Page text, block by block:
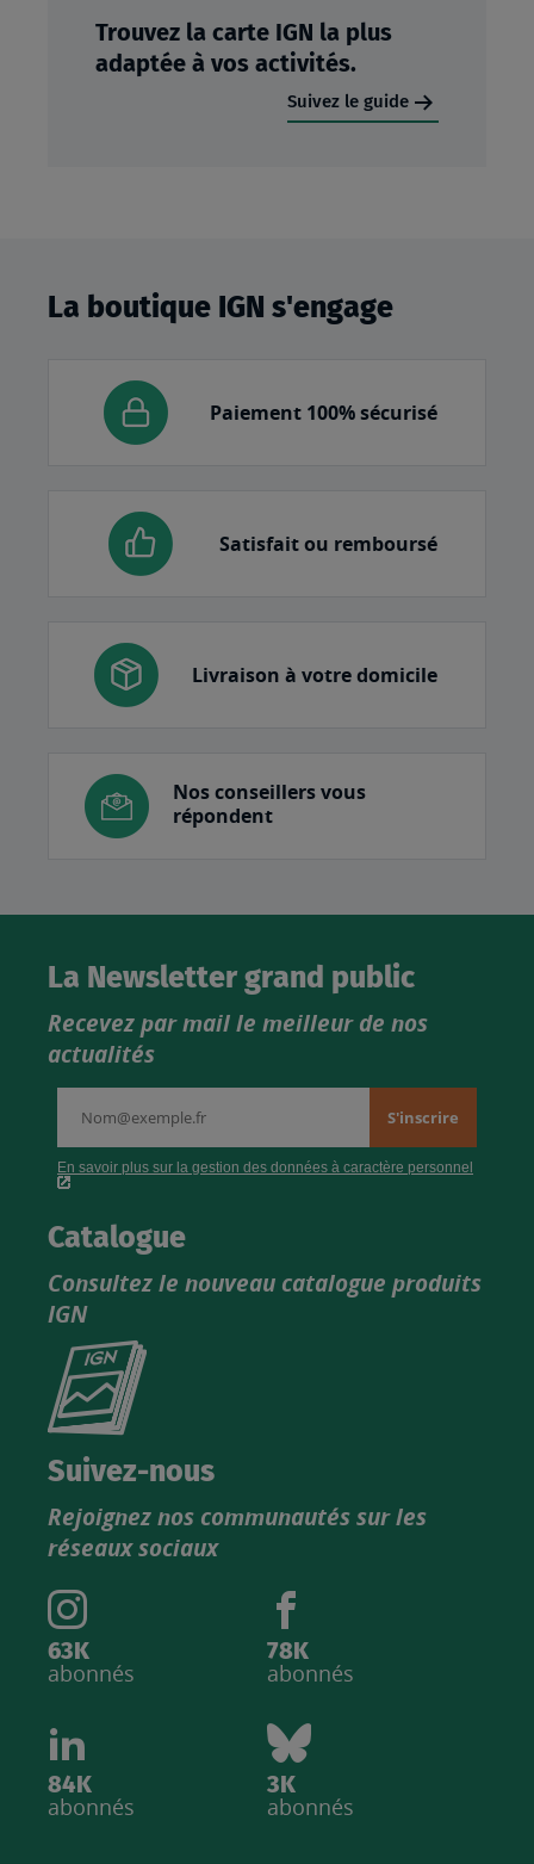
Trouvez la carte IGN la plus
adaptée à vos activités.
Suivez le guide
La boutique IGN s'engage
Paiement 100% sécurisé
Satisfait ou remboursé
Livraison à votre domicile
Nos conseillers vous
répondent
La Newsletter grand public
Recevez par mail le meilleur de nos
actualités
Catalogue
Consultez le nouveau catalogue produits
IGN
Consultez
catalogue
Suivez-nous
Rejoignez nos communautés sur les
réseaux sociaux
63K
abonnés
78K
abonnés
84K
abonnés
3K
abonnés